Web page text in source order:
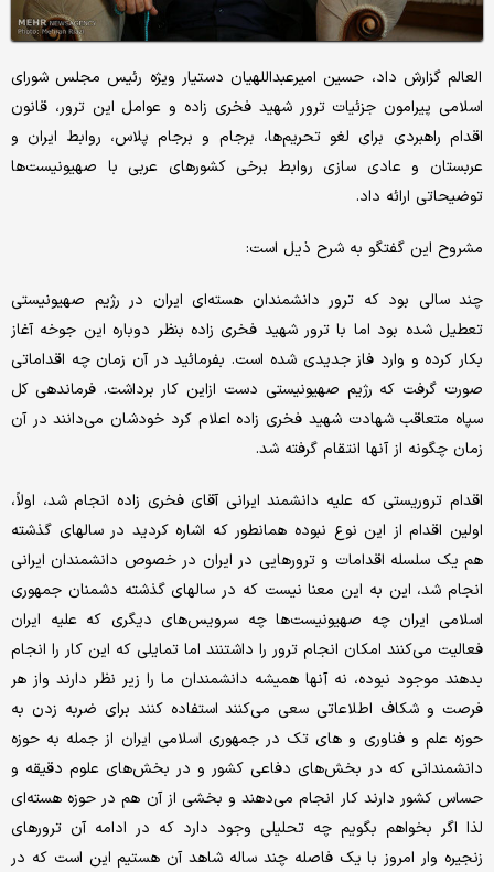
العالم گزارش داد، حسین امیرعبداللهیان دستیار ویژه رئیس مجلس شورای
اسلامی پیرامون جزئیات ترور شهید فخری زاده و عوامل این ترور، قانون
اقدام راهبردی برای لغو تحریم‌ها، برجام و برجام پلاس، روابط ایران و
عربستان و عادی سازی روابط برخی کشورهای عربی با صهیونیست‌ها
توضیحاتی ارائه داد.
مشروح این گفتگو به شرح ذیل است:
چند سالی بود که ترور دانشمندان هسته‌ای ایران در رژیم صهیونیستی
تعطیل شده بود اما با ترور شهید فخری زاده بنظر دوباره این جوخه آغاز
بکار کرده و وارد فاز جدیدی شده است. بفرمائید در آن زمان چه اقداماتی
صورت گرفت که رژیم صهیونیستی دست ازاین کار برداشت. فرماندهی کل
سپاه متعاقب شهادت شهید فخری زاده اعلام کرد خودشان می‌دانند در آن
زمان چگونه از آنها انتقام گرفته شد.
اقدام تروریستی که علیه دانشمند ایرانی آقای فخری زاده انجام شد، اولاً،
اولین اقدام از این نوع نبوده همانطور که اشاره کردید در سالهای گذشته
هم یک سلسله اقدامات و ترورهایی در ایران در خصوص دانشمندان ایرانی
انجام شد، این به این معنا نیست که در سالهای گذشته دشمنان جمهوری
اسلامی ایران چه صهیونیست‌ها چه سرویس‌های دیگری که علیه ایران
فعالیت می‌کنند امکان انجام ترور را داشتنند اما تمایلی که این کار را انجام
بدهند موجود نبوده، نه آنها همیشه دانشمندان ما را زیر نظر دارند واز هر
فرصت و شکاف اطلاعاتی سعی می‌کنند استفاده کنند برای ضربه زدن به
حوزه علم و فناوری و های تک در جمهوری اسلامی ایران از جمله به حوزه
دانشمندانی که در بخش‌های دفاعی کشور و در بخش‌های علوم دقیقه و
حساس کشور دارند کار انجام می‌دهند و بخشی از آن هم در حوزه هسته‌ای
لذا اگر بخواهم بگویم چه تحلیلی وجود دارد که در ادامه آن ترورهای
زنجیره وار امروز با یک فاصله چند ساله شاهد آن هستیم این است که در